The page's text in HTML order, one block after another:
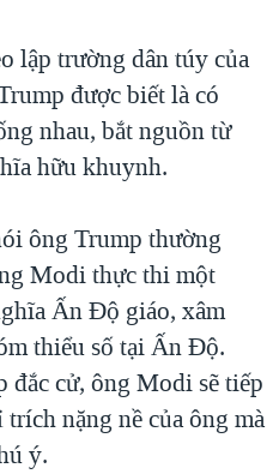
lập trường dân túy của
được biết là có
nhau, bắt nguồn từ
hữu khuynh.
ông Trump thường
Modi thực thi một
Ấn Độ giáo, xâm
thiểu số tại Ấn Độ.
cử, ông Modi sẽ tiếp
nặng nề của ông mà
ý.